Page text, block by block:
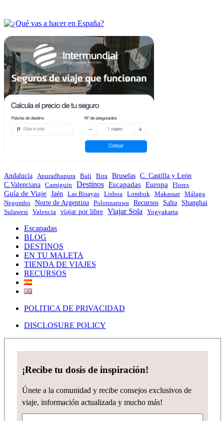
Andalucía Anuradhapura Bali Bira Bruselas C. Castilla y León
C.Valenciana Camiguín Destinos Escapadas Europa Flores
Guía de Viaje Jaén Las Bisayas Lisboa Lombok Makassar Málaga
Negombo
Norte de Argentina Polonnaruwa Recursos Salta
Shanghai
Sulawesi
Valencia viajar por libre Viajar Sola Yogyakarta
Escapadas
BLOG
DESTINOS
EN TU MALETA
TIENDA DE VIAJES
RECURSOS
POLITICA DE PRIVACIDAD
DISCLOSURE POLICY
¡Recibe tu dosis de inspiración!
Únete a la comunidad y recibe consejos exclusivos de
viaje, información actualizada y mucho más!